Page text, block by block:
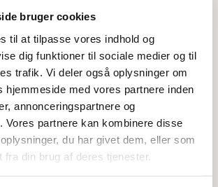
bruger cookies
til at tilpasse vores indhold og
dig funktioner til sociale medier og til
trafik. Vi deler også oplysninger om
hjemmeside med vores partnere inden
annonceringspartnere og
Vores partnere kan kombinere disse
du har givet dem, eller som
fra din brug af deres tjenester.